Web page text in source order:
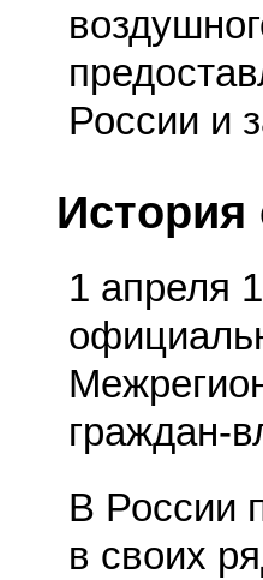
России и
1 апреля
граждан-
В России
в своих